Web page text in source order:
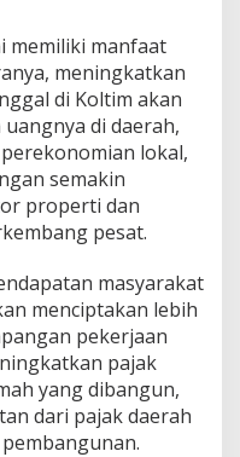
memiliki manfaat
meningkatkan
di Koltim akan
di daerah,
lokal,
semakin
properti dan
pesat.
masyarakat
menciptakan lebih
pekerjaan
pajak
yang dibangun,
dari pajak daerah